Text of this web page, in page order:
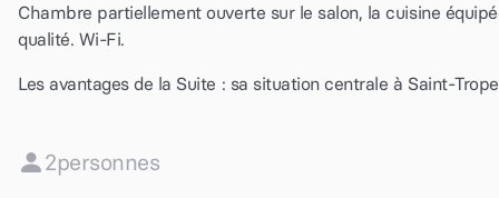
Chambre partiellement ouverte sur le salon, la cuisine
qualité. Wi-Fi.
Les avantages de la Suite : sa situation centrale à Saint-
2personnes